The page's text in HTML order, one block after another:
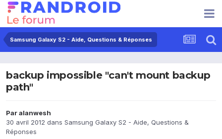
Samsung Galaxy S2 - Aide, Questions & Réponses
backup impossible "can't mount backup
path"
Paralanwesh
30 avril 2012 dans Samsung Galaxy S2 - Aide, Questions &
Réponses